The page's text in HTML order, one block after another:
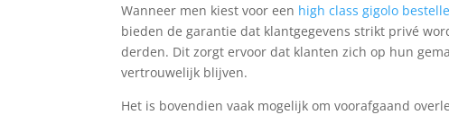
Wanneer men kiest voor een high class gigolo
bieden de garantie dat klantgegevens strikt privé
derden. Dit zorgt ervoor dat klanten zich op hun
vertrouwelijk blijven.
Het is bovendien vaak mogelijk om voorafgaand